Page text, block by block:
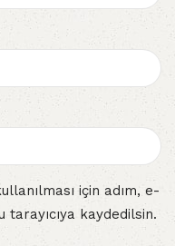
için adım, e-
kaydedilsin.